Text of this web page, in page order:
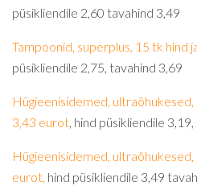
püsikliendile 2,60 tavahind 3,49
Tampoonid, superplus, 15 tk hind
püsikliendile 2,75, tavahind 3,69
Hügieenisidemed, ultraõhukesed,
3,43 eurot , hind püsikliendile
Hügieenisidemed, ultraõhukesed,
eurot, hind püsikliendile 3,49